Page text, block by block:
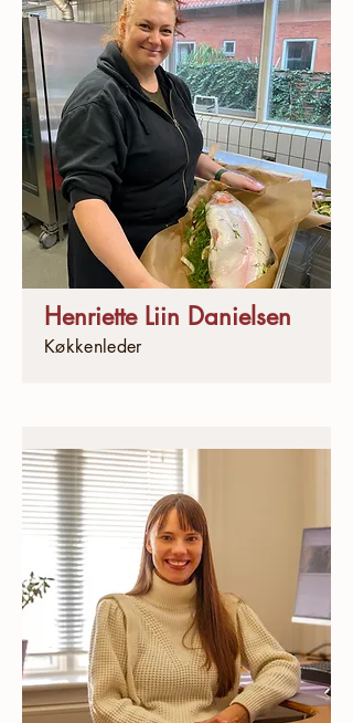
Henriette Liin Danielsen
Køkkenleder